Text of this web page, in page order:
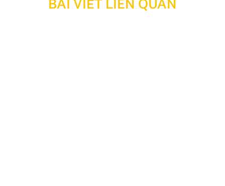
BÀI VIẾT LIÊN QUAN